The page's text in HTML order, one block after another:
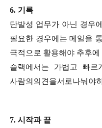
6. 기록
단발성 업무가 아닌 경우
필요한 경우에는 메일을
극적으로 활용해야 추후
슬랙에서는 가볍고 빠르
사람의의견을서로나눠야
7. 시작과 끝